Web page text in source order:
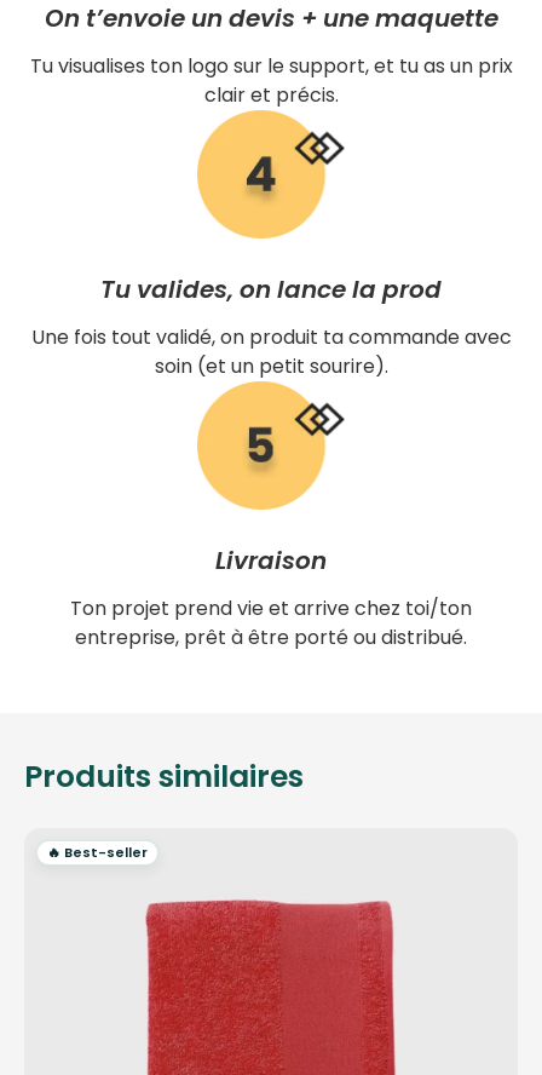
On t’envoie un devis + une maquette
Tu visualises ton logo sur le support, et tu as un prix
clair et précis.
Tu valides, on lance la prod
Une fois tout validé, on produit ta commande avec
soin (et un petit sourire).
Livraison
Ton projet prend vie et arrive chez toi/ton
entreprise, prêt à être porté ou distribué.
Produits similaires
🔥 Best-seller